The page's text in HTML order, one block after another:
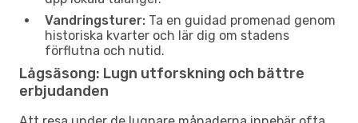
Vandringsturer: Ta en guidad promenad genom
historiska kvarter och lär dig om stadens
förflutna och nutid.
Lågsäsong: Lugn utforskning och bättre
erbjudanden